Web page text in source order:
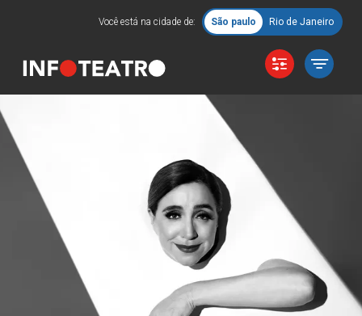
Você está na cidade de: São paulo Rio de Janeiro